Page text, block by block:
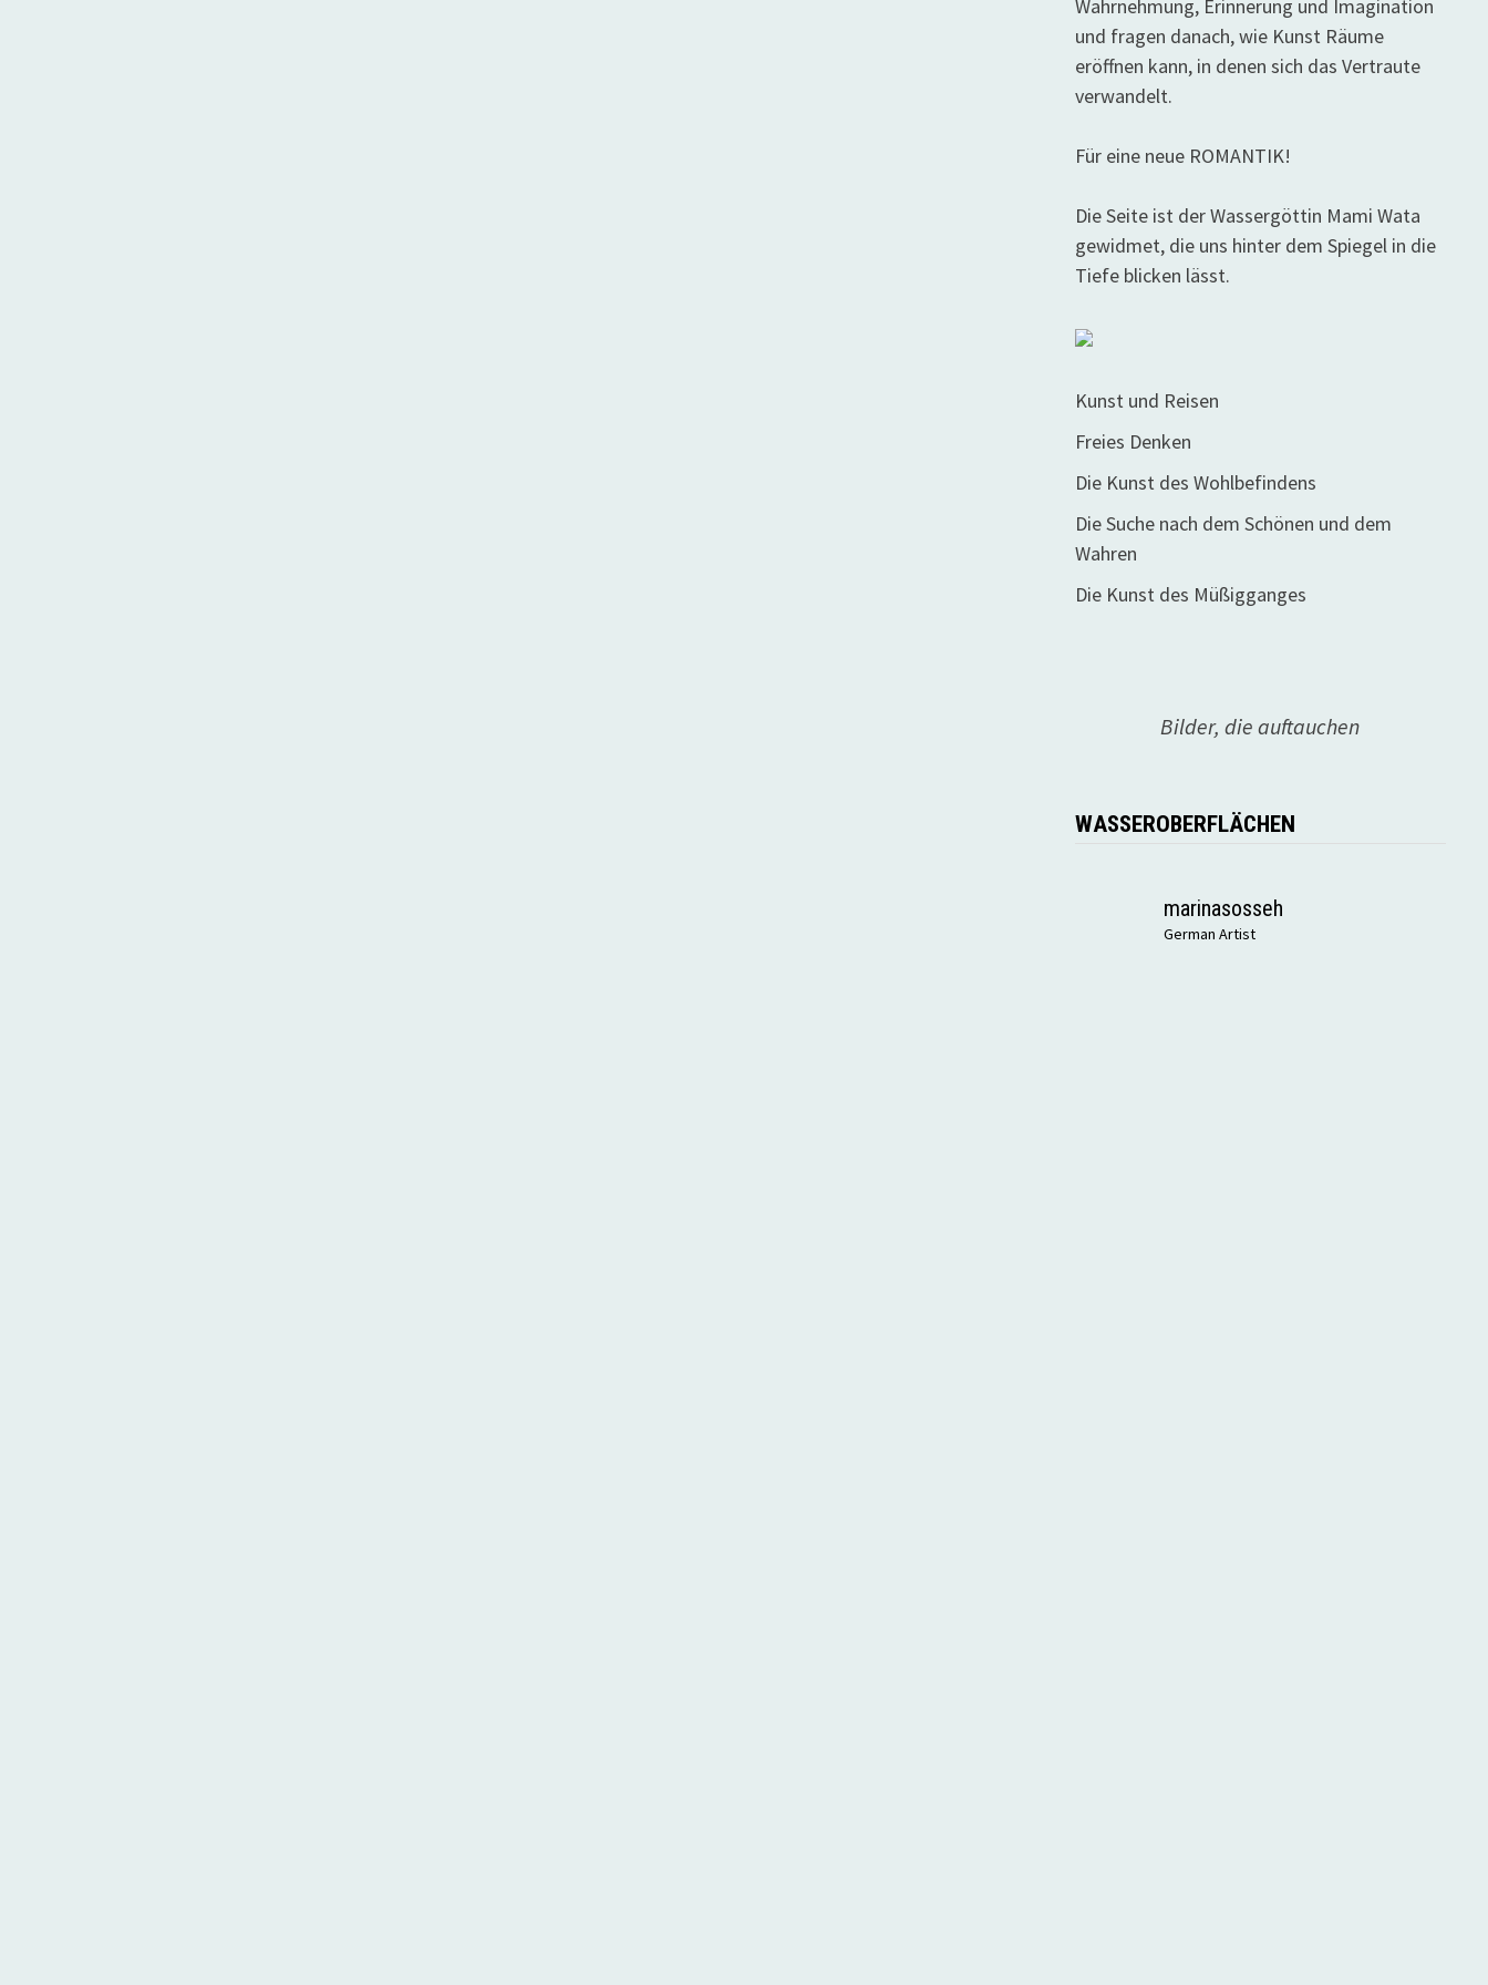
Wahrnehmung, Erinnerung und Imagination
und fragen danach, wie Kunst Räume
eröffnen kann, in denen sich das Vertraute
verwandelt.
Für eine neue ROMANTIK!
Die Seite ist der Wassergöttin Mami Wata
gewidmet, die uns hinter dem Spiegel in die
Tiefe blicken lässt.
Kunst und Reisen
Freies Denken
Die Kunst des Wohlbefindens
Die Suche nach dem Schönen und dem
Wahren
Die Kunst des Müßigganges
Bilder, die auftauchen
WASSEROBERFLÄCHEN
marinasosseh
German Artist